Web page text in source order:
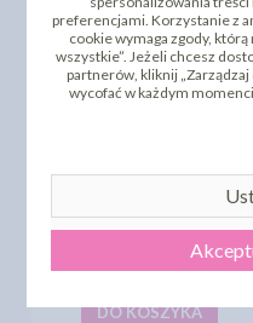
ZESTAW DLA
MUZYKANTA 6SZT
cena:19,94 zł
DO KOSZYKA
preferencjami. Korzystanie z
cookie wymaga zgody,
wszystkie”. Jeżeli chcesz
partnerów, kliknij
wycofać w każdym